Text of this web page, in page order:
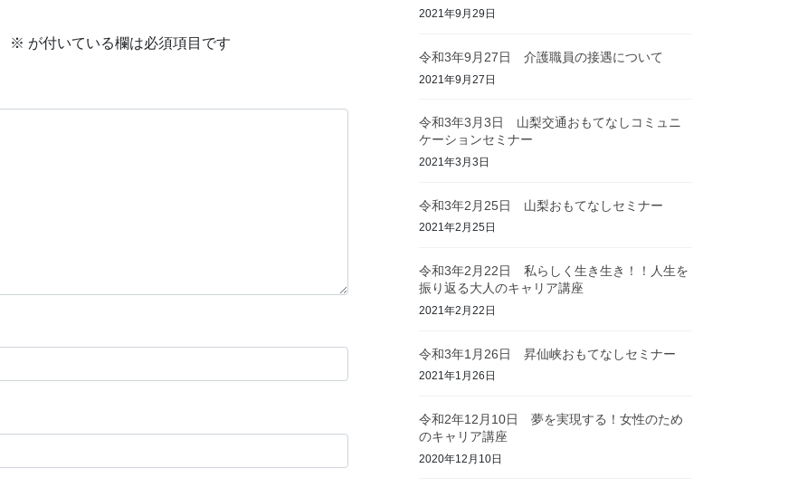
※ が付いている欄は必須項目です
2021年9月29日
令和3年9月27日 介護職員の接遇について
2021年9月27日
令和3年3月3日 山梨交通おもてなしコミュニ
ケーションセミナー
2021年3月3日
令和3年2月25日 山梨おもてなしセミナー
2021年2月25日
令和3年2月22日 私らしく生き生き！！人生を
振り返る大人のキャリア講座
2021年2月22日
令和3年1月26日 昇仙峡おもてなしセミナー
2021年1月26日
令和2年12月10日 夢を実現する！女性のため
のキャリア講座
2020年12月10日